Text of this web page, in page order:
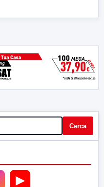
Cerca
▶